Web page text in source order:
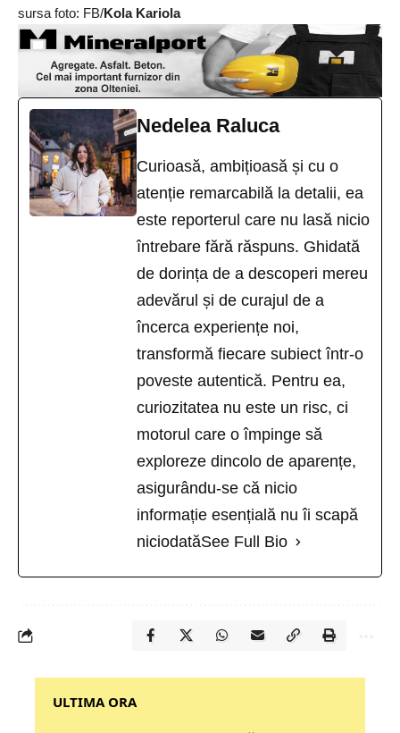
sursa foto: FB/Kola Kariola
Nedelea Raluca
Curioasă, ambițioasă și cu o
atenție remarcabilă la detalii, ea
este reporterul care nu lasă nicio
întrebare fără răspuns. Ghidată
de dorința de a descoperi mereu
adevărul și de curajul de a
încerca experiențe noi,
transformă fiecare subiect într-o
poveste autentică. Pentru ea,
curiozitatea nu este un risc, ci
motorul care o împinge să
exploreze dincolo de aparențe,
asigurându-se că nicio
informație esențială nu îi scapă
niciodatăSee Full Bio
‎‎‎‎‎‎‎ULTIMA ORA